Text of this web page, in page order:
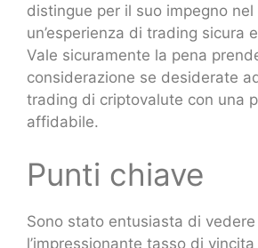
distingue per il suo impegno nel
un’esperienza di trading sicura
Vale sicuramente la pena
considerazione se desiderate
trading di criptovalute con una
affidabile.
Punti chiave
Sono stato entusiasta di vedere
l’impressionante tasso di vincita